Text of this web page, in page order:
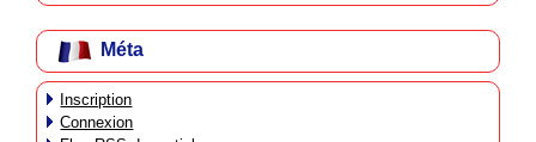
Méta
Inscription
Connexion